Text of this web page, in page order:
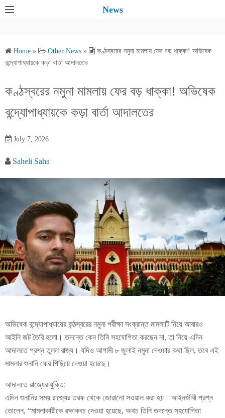
News
Home » Other News »
কণ্ঠস্বরের নমুনা মামলায় ফের বড় ধাক্কা! অভিষেক
বন্দ্যোপাধ্যায়কে কড়া বার্তা আদালতের
কণ্ঠস্বরের নমুনা মামলায় ফের বড় ধাক্কা! অভিষেক
বন্দ্যোপাধ্যায়কে কড়া বার্তা আদালতের
July 7, 2026
Saheli Saha
অভিষেক বন্দ্যোপাধ্যায়ের কন্ঠস্বরের নমুনা পরীক্ষা সংক্রান্ত মামলাটি নিয়ে আবারও
আইনি জট তৈরি হলো। তদন্তে কেন তিনি সহযোগিতা করছেন না, তা নিয়ে এদিন
আদালতে প্রশ্ন তুলল রাজ্য। যদিও আগামী ৮ জুলাই নমুনা দেওয়ার কথা ছিল, তবে এই
মামলার শুনানি ফের পিছিয়ে দেওয়া হয়েছে।
আদালতে রাজ্যের যুক্তি:
এদিন শুনানির সময় রাজ্যের তরফ থেকে জোরালো সওয়াল করা হয়। আইনজীবী প্রশ্ন
তোলেন, “মামলাকারীকে রক্ষাকবচ দেওয়া হয়েছে, অথচ তিনি তদন্তে সহযোগিতা